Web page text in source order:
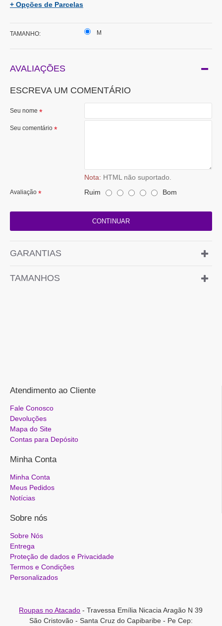
+ Opções de Parcelas
TAMANHO: M
AVALIAÇÕES
ESCREVA UM COMENTÁRIO
Seu nome
Seu comentário
Nota: HTML não suportado.
Avaliação Ruim Bom
CONTINUAR
GARANTIAS
TAMANHOS
Atendimento ao Cliente
Fale Conosco
Devoluções
Mapa do Site
Contas para Depósito
Minha Conta
Minha Conta
Meus Pedidos
Notícias
Sobre nós
Sobre Nós
Entrega
Proteção de dados e Privacidade
Termos e Condições
Personalizados
Roupas no Atacado - Travessa Emília Nicacia Aragão N 39
São Cristovão - Santa Cruz do Capibaribe - Pe Cep: